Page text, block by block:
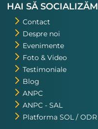
HAI SĂ SOCIALIZĂM
Contact
Despre noi
Evenimente
Foto & Video
Testimoniale
Blog
ANPC
ANPC - SAL
Platforma SOL / ODR